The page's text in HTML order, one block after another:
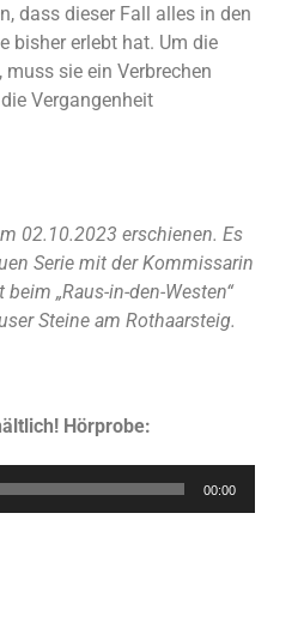
dass dieser Fall alles in den
bisher erlebt hat. Um die
sie ein Verbrechen
Vergangenheit
02.10.2023 erschienen. Es
Serie mit der Kommissarin
„Raus-in-den-Westen“
Steine am Rothaarsteig.
Hörprobe:
00:00